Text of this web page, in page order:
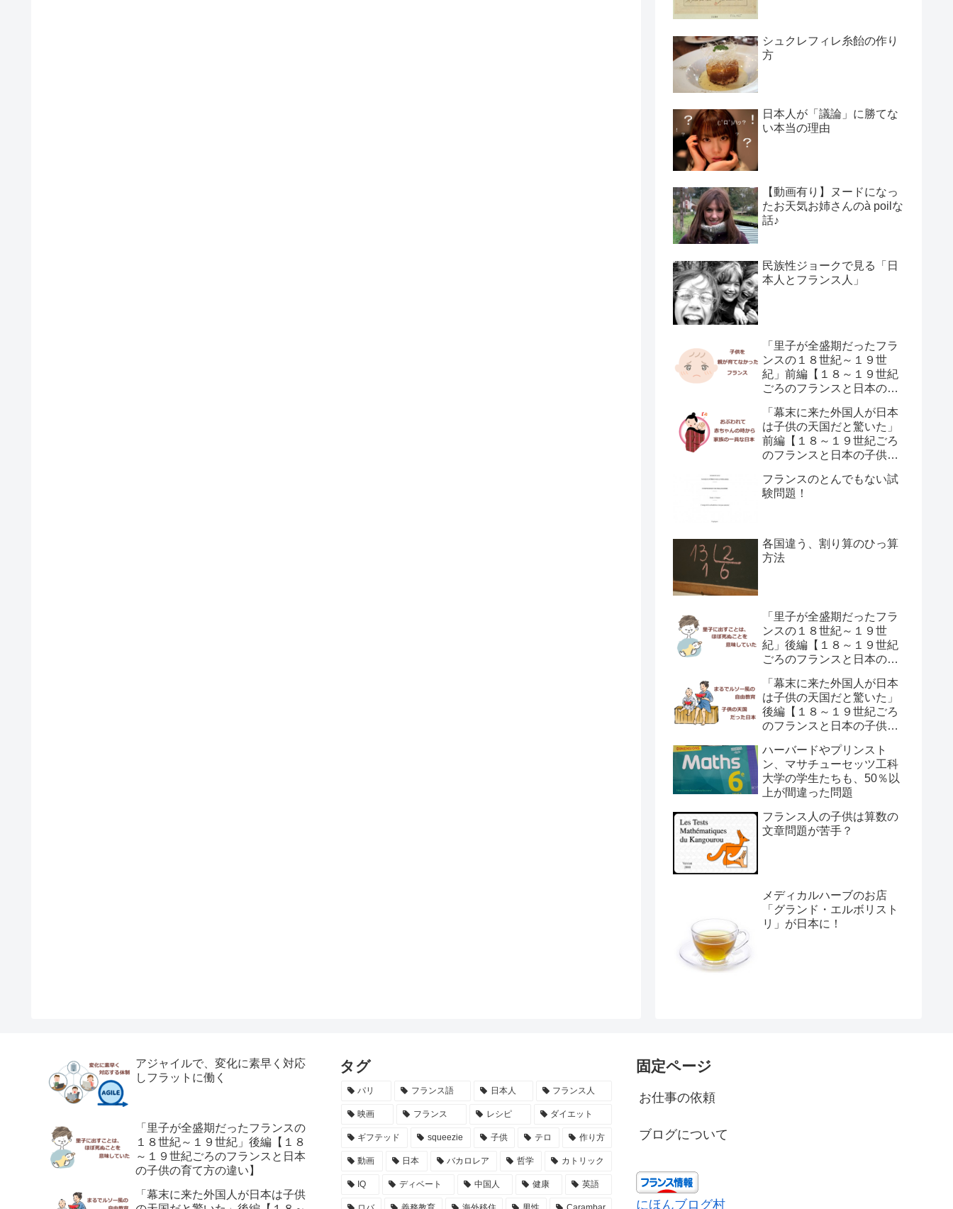
シュクレフィレ糸飴の作り
方
日本人が「議論」に勝てな
い本当の理由
【動画有り】ヌードになっ
たお天気お姉さんのà poilな
話♪
民族性ジョークで見る「日
本人とフランス人」
「里子が全盛期だったフラ
ンスの１８世紀～１９世
紀」前編【１８～１９世紀
ごろのフランスと日本の子
「幕末に来た外国人が日本
は子供の天国だと驚いた」
前編【１８～１９世紀ごろ
のフランスと日本の子供の
フランスのとんでもない試
験問題！
各国違う、割り算のひっ算
方法
「里子が全盛期だったフラ
ンスの１８世紀～１９世
紀」後編【１８～１９世紀
ごろのフランスと日本の子
「幕末に来た外国人が日本
は子供の天国だと驚いた」
後編【１８～１９世紀ごろ
のフランスと日本の子供の
ハーバードやプリンスト
ン、マサチューセッツ工科
大学の学生たちも、50％以
上が間違った問題
フランス人の子供は算数の
文章問題が苦手？
メディカルハーブのお店
「グランド・エルボリスト
リ」が日本に！
アジャイルで、変化に素早く対応
しフラットに働く
「里子が全盛期だったフランスの
１８世紀～１９世紀」後編【１８
～１９世紀ごろのフランスと日本
の子供の育て方の違い】
「幕末に来た外国人が日本は子供
タグ
パリ フランス語 日本人 フランス人
映画 フランス レシピ ダイエット
ギフテッド squeezie 子供 テロ 作り方
動画 日本 バカロレア 哲学 カトリック
IQ ディベート 中国人 健康 英語
固定ページ
お仕事の依頼
ブログについて
にほんブログ村